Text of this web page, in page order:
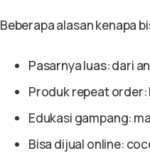
Beberapa alasan kenapa
Pasarnya luas: dari
Produk repeat order:
Edukasi gampang:
Bisa dijual online: